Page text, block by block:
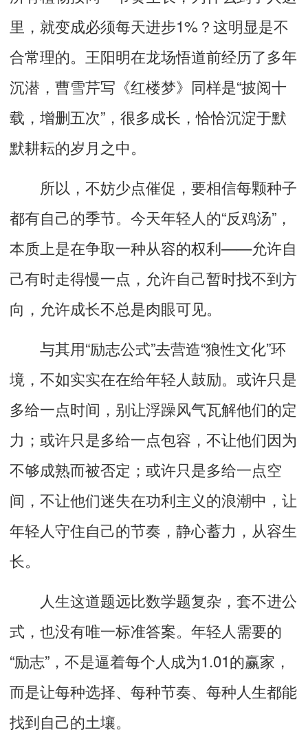
里，就变成必须每天进步1%？这明显是不
合常理的。 王阳明在龙场悟道前经历了多年
沉潜，曹雪芹写《红楼梦》同样是“披阅十
载，增删五次”， 很多成长，恰恰沉淀于默
默耕耘的岁月之中。
所以，不妨少点催促，要相信每颗种子
都有自己的季节。 今天年轻人的“反鸡汤”，
本质上是在争取一种从容的权利——允许自
己有时走得慢一点，允许自己暂时找不到方
向，允许成长不总是肉眼可见。
与其用“励志公式”去营造“狼性文化”环
境，不如实实在在给年轻人鼓励。或许只是
多给一点时间，别让浮躁风气瓦解他们的定
力；或许只是多给一点包容，不让他们因为
不够成熟而被否定；或许只是多给一点空
间，不让他们迷失在功利主义的浪潮中， 让
年轻人守住自己的节奏，静心蓄力，从容生
长。
人生这道题远比数学题复杂，套不进公
式， 也没有唯一标准答案。年轻人需要的
“励志”，不是逼着每个人成为1.01的赢家，
而是让每种选择、每种节奏、每种人生都能
找到自己的土壤。